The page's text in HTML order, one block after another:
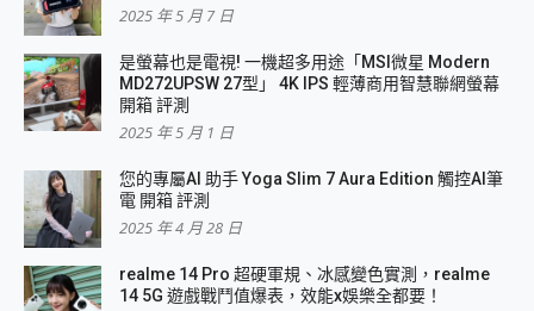
2025 年 5 月 7 日
是螢幕也是電視! 一機超多用途「MSI微星 Modern
MD272UPSW 27型」 4K IPS 輕薄商用智慧聯網螢幕
開箱 評測
2025 年 5 月 1 日
您的專屬AI 助手 Yoga Slim 7 Aura Edition 觸控AI筆
電 開箱 評測
2025 年 4 月 28 日
realme 14 Pro 超硬軍規、冰感變色實測，realme
14 5G 遊戲戰鬥值爆表，效能x娛樂全都要！